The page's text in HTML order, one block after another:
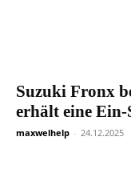
Suzuki Fronx
erhält eine
maxwelhelp - 24.12.2025